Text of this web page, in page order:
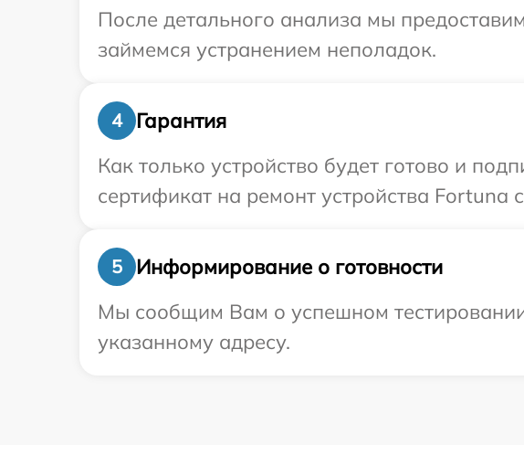
После детального анализа мы
займемся устранением неполадок.
4
Гарантия
Как только устройство будет готово и
сертификат на ремонт устройства Fortuna
5
Информирование о готовности
Мы сообщим Вам о успешном
указанному адресу.